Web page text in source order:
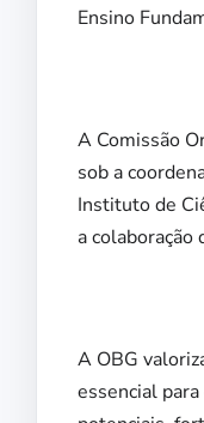
Ensino
A Comissão
sob a
Instituto de
a
A OBG
essencial